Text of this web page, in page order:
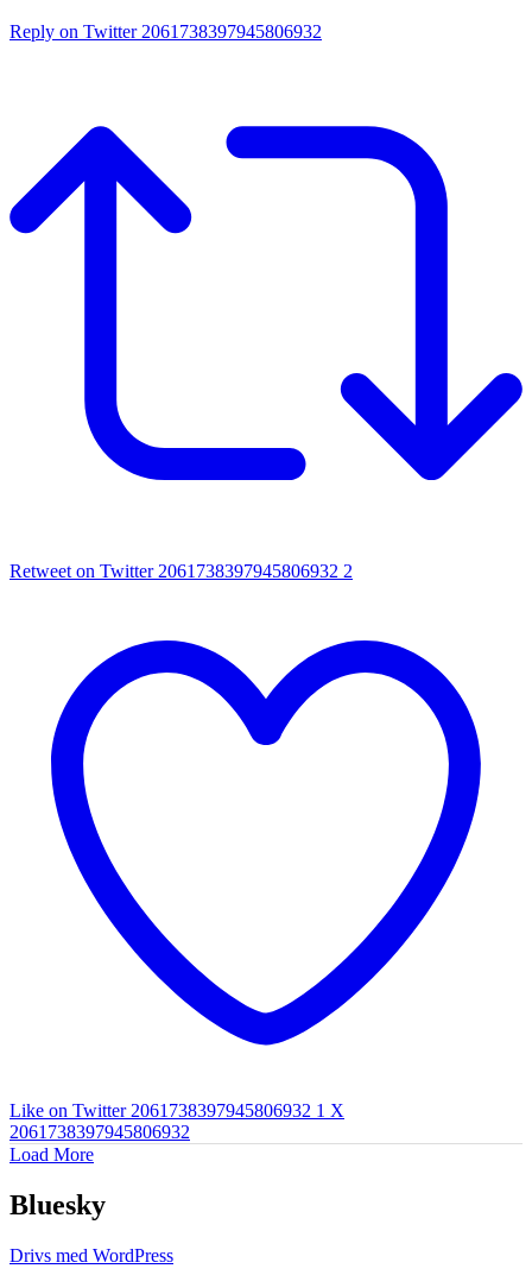
Reply on Twitter 2061738397945806932
Retweet on Twitter 2061738397945806932 2
Like on Twitter 2061738397945806932 1 X
2061738397945806932
Load More
Bluesky
Drivs med WordPress